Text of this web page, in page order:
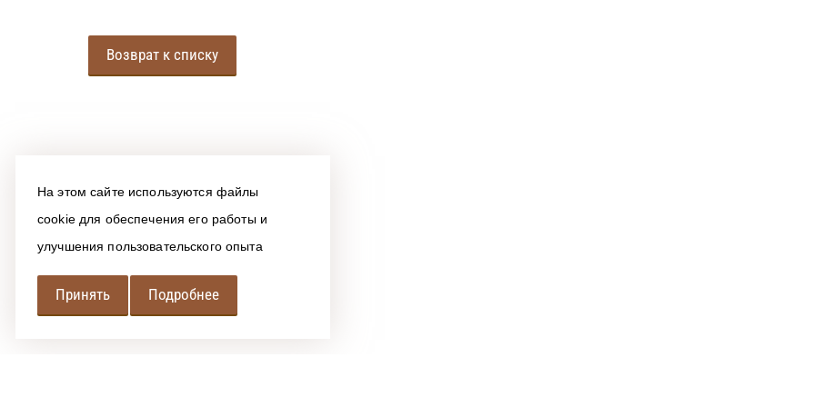
На этом сайте используются файлы
cookie для обеспечения его работы и
улучшения пользовательского опыта
Принять Подробнее
Возврат к списку